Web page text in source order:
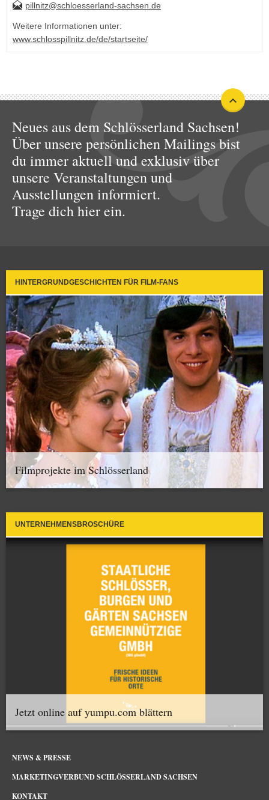
pillnitz@schloesserland-sachsen.de
Weitere Informationen unter:
www.schlosspillnitz.de/de/startseite/
Neues aus dem Schlösserland Sachsen!
Über unsere persönlichen Mailings bist
du immer aktuell und exklusiv über
unsere Veranstaltungen und
Ausstellungen informiert.
Trage dich hier ein.
HINTERGRUNDGESCHICHTEN FÜR FILM-FANS
Filmprojekte im Schlösserland
UNTERNEHMENSBROSCHÜRE
Jetzt online auf yumpu.com blättern
NEWS & PRESSE
MARKETINGVERBUND SCHLÖSSERLAND SACHSEN
KONTAKT